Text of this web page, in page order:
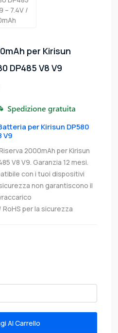
per Kirisun
DP485 V8 V9
per Kirisun DP580
V9
2000mAh per Kirisun
V8 V9. Garanzia 12 mesi.
con i tuoi dispositivi
non garantiscono il
per la sicurezza
Aggiungi Al Carrello